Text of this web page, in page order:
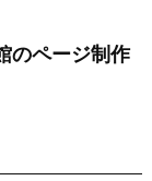
のページ制作